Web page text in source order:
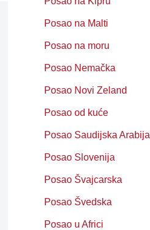
Posao na Malti
Posao na moru
Posao Nemačka
Posao Novi Zeland
Posao od kuće
Posao Saudijska Arabija
Posao Slovenija
Posao Švajcarska
Posao Švedska
Posao u Africi